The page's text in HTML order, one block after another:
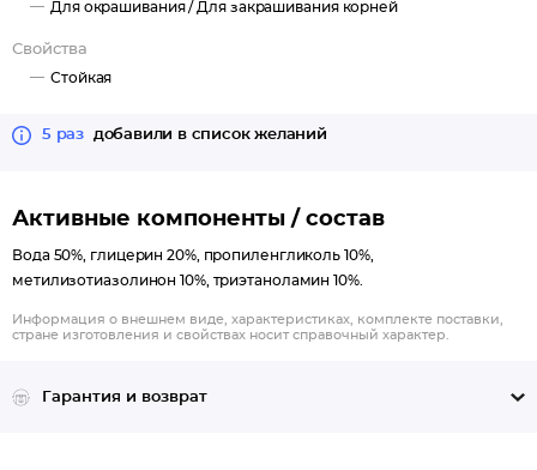
Для окрашивания / Для закрашивания корней
Свойства
Стойкая
5 раз добавили в список желаний
Активные компоненты / состав
Вода 50%, глицерин 20%, пропиленгликоль 10%,
метилизотиазолинон 10%, триэтаноламин 10%.
Информация о внешнем виде, характеристиках, комплекте поставки,
стране изготовления и свойствах носит справочный характер.
Гарантия и возврат